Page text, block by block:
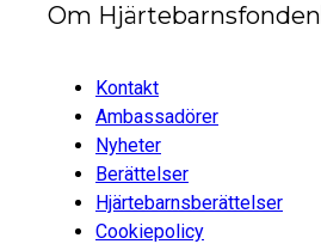
Om Hjärtebarnsfonden
Kontakt
Ambassadörer
Nyheter
Berättelser
Hjärtebarnsberättelser
Cookiepolicy